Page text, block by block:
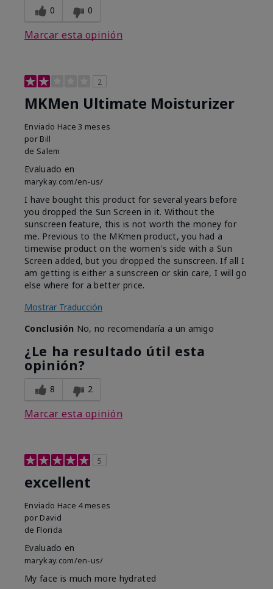
0 0
Marcar esta opinión
2
MKMen Ultimate Moisturizer
Enviado Hace 3 meses
por Bill
de Salem
Evaluado en
marykay.com/en-us/
I have bought this product for several years before
you dropped the Sun Screen in it. Without the
sunscreen feature, this is not worth the money for
me. Previous to the MKmen product, you had a
timewise product on the women's side with a Sun
Screen added, but you dropped the sunscreen. If all I
am getting is either a sunscreen or skin care, I will go
else where for a better price.
Mostrar Traducción
Conclusión No, no recomendaría a un amigo
¿Le ha resultado útil esta
opinión?
8 2
Marcar esta opinión
5
excellent
Enviado Hace 4 meses
por David
de Florida
Evaluado en
marykay.com/en-us/
My face is much more hydrated